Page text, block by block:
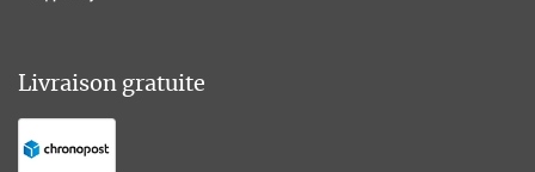
Livraison gratuite